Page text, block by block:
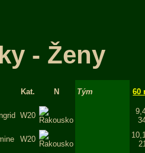
- Ženy
Kat. N Tým 60
W20
W20